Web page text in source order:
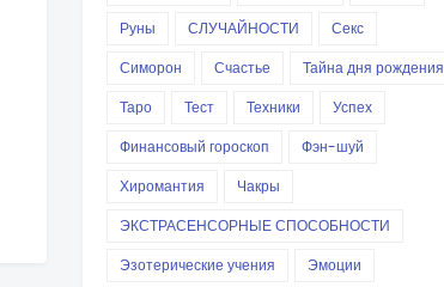
Руны
СЛУЧАЙНОСТИ
Секс
Симорон
Счастье
Тайна дня рождения
Таро
Тест Техники
Успех
Финансовый гороскоп
Фэн-шуй
Хиромантия
Чакры
ЭКСТРАСЕНСОРНЫЕ СПОСОБНОСТИ
Эзотерические учения
Эмоции